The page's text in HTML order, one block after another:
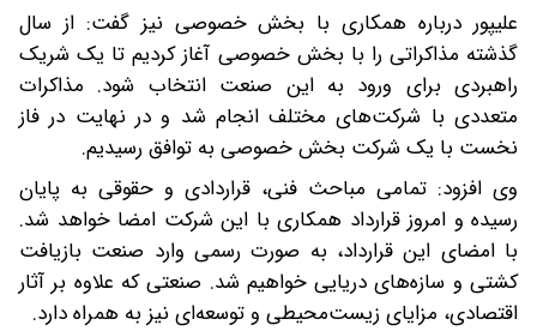
علیپور درباره همکاری با بخش خصوصی نیز گفت: از سال
گذشته مذاکراتی را با بخش خصوصی آغاز کردیم تا یک شریک
راهبردی برای ورود به این صنعت انتخاب شود. مذاکرات
متعددی با شرکت‌های مختلف انجام شد و در نهایت در فاز
نخست با یک شرکت بخش خصوصی به توافق رسیدیم.
وی افزود: تمامی مباحث فنی، قراردادی و حقوقی به پایان
رسیده و امروز قرارداد همکاری با این شرکت امضا خواهد شد.
با امضای این قرارداد، به صورت رسمی وارد صنعت بازیافت
کشتی و سازه‌های دریایی خواهیم شد. صنعتی که علاوه بر آثار
اقتصادی، مزایای زیست‌محیطی و توسعه‌ای نیز به همراه دارد.